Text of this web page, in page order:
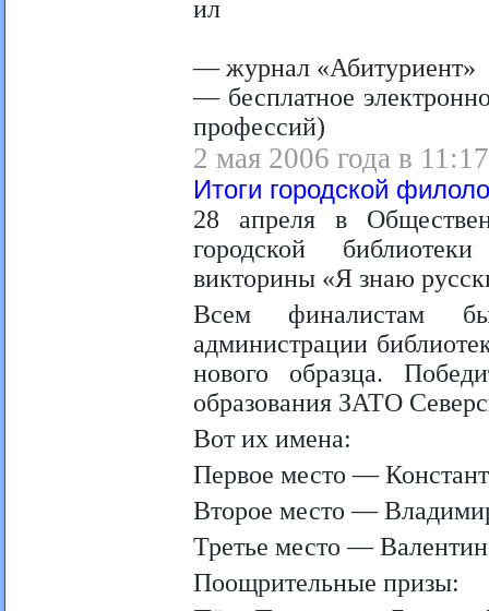
ил
— журнал «Абитуриент»
— бесплатное
профессий)
2 мая 2006 года в 11:17
Итоги городской
28 апреля в
городской
викторины «Я знаю
Всем финалистам
администрации
нового образца.
образования ЗАТО
Вот их имена:
Первое место —
Второе место —
Третье место —
Поощрительные призы: